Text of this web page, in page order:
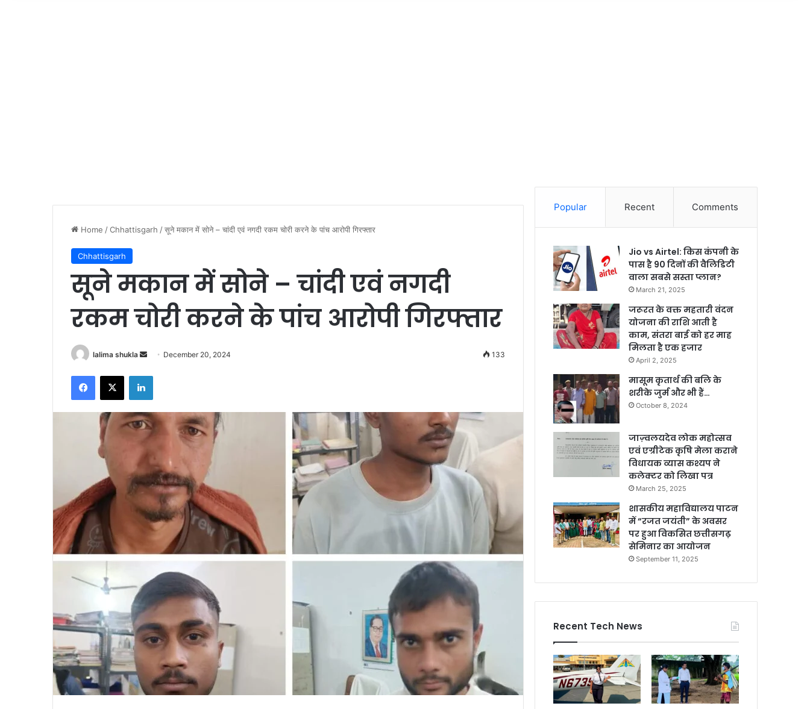
Home /Chhattisgarh /सूने मकान में सोने – चांदी एवं नगदी रकम चोरी करने के पांच आरोपी गिरफ्तार
Chhattisgarh
सूने मकान में सोने – चांदी एवं नगदी
रकम चोरी करने के पांच आरोपी गिरफ्तार
lalima shukla
Send December 20, 2024 133
Facebook
X LinkedIn
Popular Recent Comments
Jio vs Airtel: किस कंपनी के
पास है 90 दिनों की वैलिडिटी
वाला सबसे सस्ता प्लान?
March 21, 2025
जरूरत के वक्त महतारी वंदन
योजना की राशि आती है
काम, संतरा बाई को हर माह
मिलता है एक हजार
April 2, 2025
मासूम कृतार्थ की बलि के
शरीके जुर्म और भी हैं…
October 8, 2024
जाज़्वलयदेव लोक महोत्सव
एवं एग्रीटेक कृषि मेला कराने
विधायक व्यास कश्यप ने
कलेक्टर को लिखा पत्र
March 25, 2025
शासकीय महाविद्यालय पाटन
में “रजत जयंती” के अवसर
पर हुआ विकसित छत्तीसगढ़
सेमिनार का आयोजन
September 11, 2025
Recent Tech News